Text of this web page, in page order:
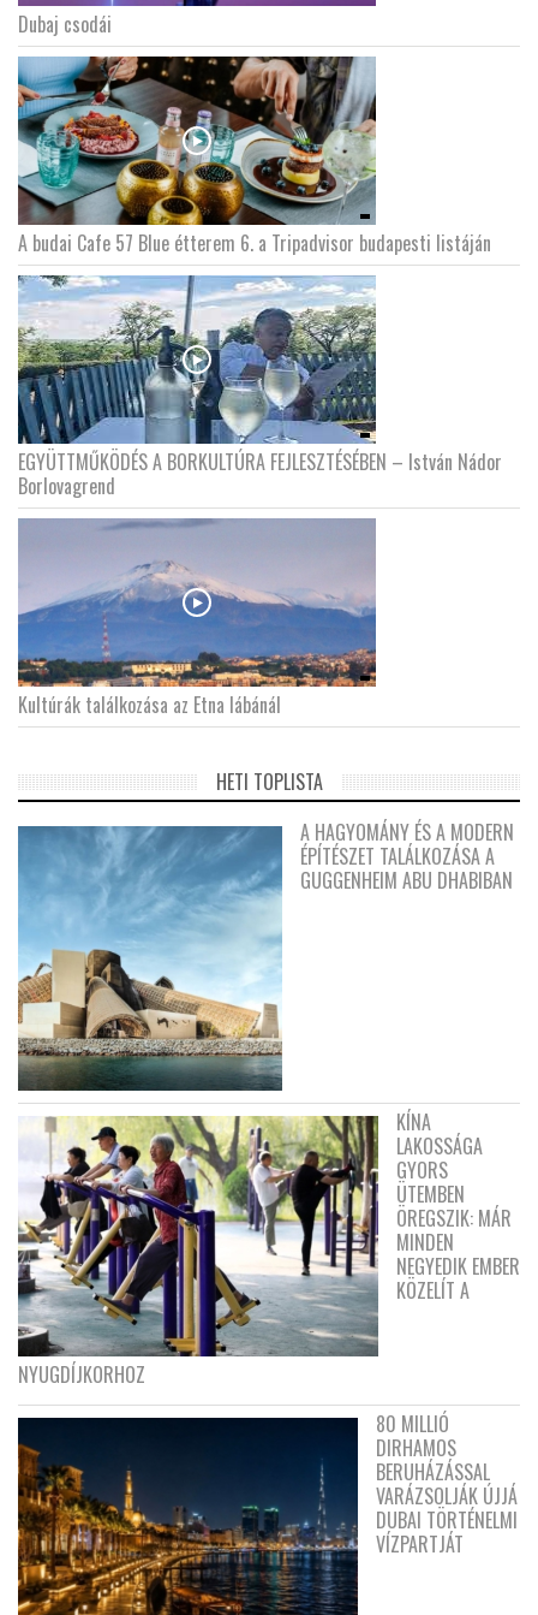
Dubaj csodái
A budai Cafe 57 Blue étterem 6. a Tripadvisor budapesti listáján
EGYÜTTMŰKÖDÉS A BORKULTÚRA FEJLESZTÉSÉBEN – István Nádor
Borlovagrend
Kultúrák találkozása az Etna lábánál
HETI TOPLISTA
A HAGYOMÁNY ÉS A MODERN
ÉPÍTÉSZET TALÁLKOZÁSA A
GUGGENHEIM ABU DHABIBAN
KÍNA
LAKOSSÁGA
GYORS
ÜTEMBEN
ÖREGSZIK: MÁR
MINDEN
NEGYEDIK EMBER
KÖZELÍT A
NYUGDÍJKORHOZ
80 MILLIÓ
DIRHAMOS
BERUHÁZÁSSAL
VARÁZSOLJÁK ÚJJÁ
DUBAI TÖRTÉNELMI
VÍZPARTJÁT